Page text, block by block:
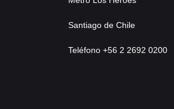
Santiago de Chile
Teléfono +56 2 2692 0200